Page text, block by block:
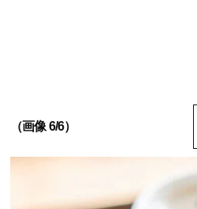
（画像 6/6）